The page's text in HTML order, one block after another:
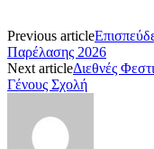
Previous article
Παρέλασης 2026
Next articleΔιεθνές
Γένους Σχολή